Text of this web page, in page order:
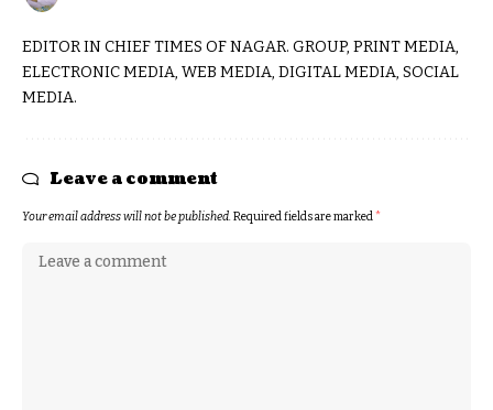
EDITOR IN CHIEF TIMES OF NAGAR. GROUP, PRINT MEDIA,
ELECTRONIC MEDIA, WEB MEDIA, DIGITAL MEDIA, SOCIAL
MEDIA.
Leave a comment
Your email address will not be published.Required fields are marked*